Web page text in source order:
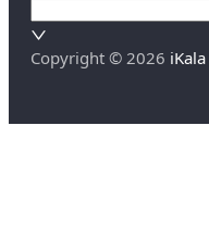
Copyright © 2026 iKala